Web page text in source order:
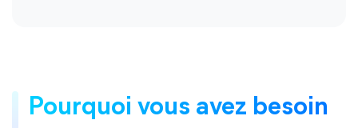
Pourquoi vous avez besoin